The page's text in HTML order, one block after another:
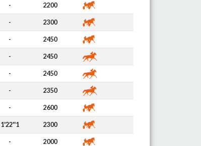
- 2200
- 2300
- 2450
- 2450
- 2450
- 2350
- 2600
1'22''1 2300
- 2000